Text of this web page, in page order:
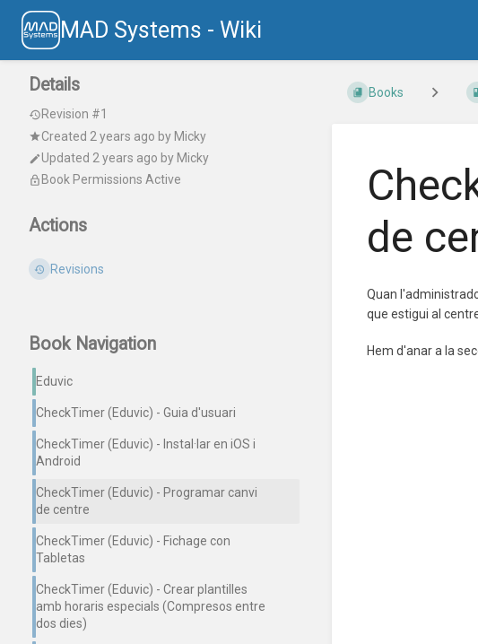
MAD Systems - Wiki
Book Navigation
Eduvic
CheckTimer (Eduvic) - Guia d'usuari
CheckTimer (Eduvic) - Instal·lar en iOS i
Android
CheckTimer (Eduvic) - Programar canvi
de centre
CheckTimer (Eduvic) - Fichage con
Tabletas
CheckTimer (Eduvic) - Crear plantilles
amb horaris especials (Compresos entre
dos dies)
Books
de
Quan
que estigui al
Hem d'anar a la
Details
Revision #1
Created 2 years ago by Micky
Updated 2 years ago by Micky
Book Permissions Active
Actions
Revisions